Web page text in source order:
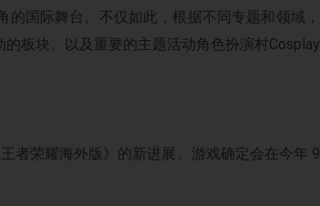
国际舞台。不仅如此，根据不同专题和领域，
板块。以及重要的主题活动角色扮演村Cosplay
者荣耀海外版》的新进展。游戏确定会在今年 9